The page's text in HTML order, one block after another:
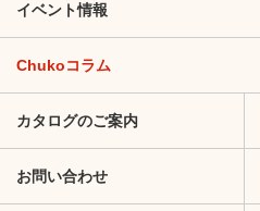
イベント情報
Chukoコラム
カタログのご案内
お問い合わせ